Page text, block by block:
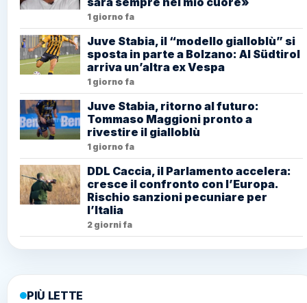
1 giorno fa
Juve Stabia, il “modello gialloblù” si
sposta in parte a Bolzano: Al Südtirol
arriva un’altra ex Vespa
1 giorno fa
Juve Stabia, ritorno al futuro:
Tommaso Maggioni pronto a
rivestire il gialloblù
1 giorno fa
DDL Caccia, il Parlamento accelera:
cresce il confronto con l’Europa.
Rischio sanzioni pecuniare per
l’Italia
2 giorni fa
PIÙ LETTE